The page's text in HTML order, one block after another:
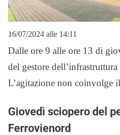
16/07/2024 alle 14:11
Dalle ore 9 alle ore 13 di
del gestore
L’agitazione non coinvolge
Giovedì sciopero del
Ferrovienord